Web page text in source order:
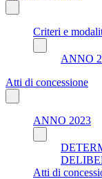
Criteri e
ANNO
Atti di concessione
ANNO 2023
Atti di